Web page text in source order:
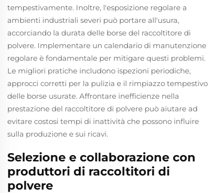
tempestivamente. Inoltre, l'esposizione regolare a
ambienti industriali severi può portare all'usura,
accorciando la durata delle borse del raccoltitore di
polvere. Implementare un calendario di manutenzione
regolare è fondamentale per mitigare questi problemi.
Le migliori pratiche includono ispezioni periodiche,
approcci corretti per la pulizia e il rimpiazzo tempestivo
delle borse usurate. Affrontare inefficienze nella
prestazione del raccoltitore di polvere può aiutare ad
evitare costosi tempi di inattività che possono influire
sulla produzione e sui ricavi.
Selezione e collaborazione con
produttori di raccoltitori di
polvere